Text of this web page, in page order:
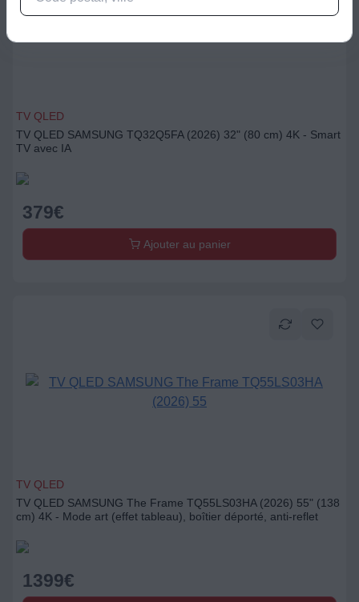
TV QLED
TV QLED SAMSUNG TQ32Q5FA (2026) 32" (80 cm) 4K - Smart
TV avec IA
379€
Ajouter au panier
TV QLED
TV QLED SAMSUNG The Frame TQ55LS03HA (2026) 55" (138
cm) 4K - Mode art (effet tableau), boîtier déporté, anti-reflet
1399€